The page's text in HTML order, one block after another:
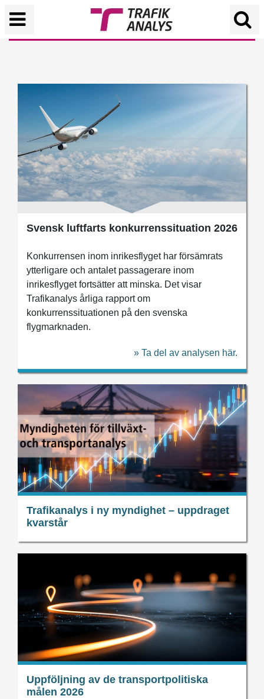
Trafikanalys - en
Svensk luftfarts konkurrenssituation 2026
Konkurrensen inom inrikesflyget har försämrats
ytterligare och antalet passagerare inom
inrikesflyget fortsätter att minska. Det visar
Trafikanalys årliga rapport om
konkurrenssituationen på den svenska
flygmarknaden.
» Ta del av analysen här.
Trafikanalys i ny myndighet – uppdraget
kvarstår
Uppföljning av de transportpolitiska
målen 2026